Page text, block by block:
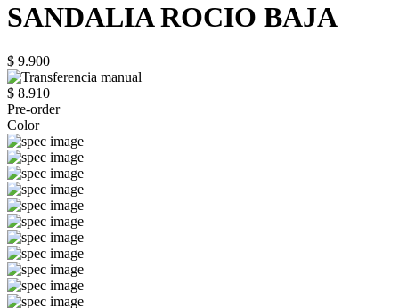
SANDALIA ROCIO BAJA
$ 9.900
$ 8.910
Pre-order
Color